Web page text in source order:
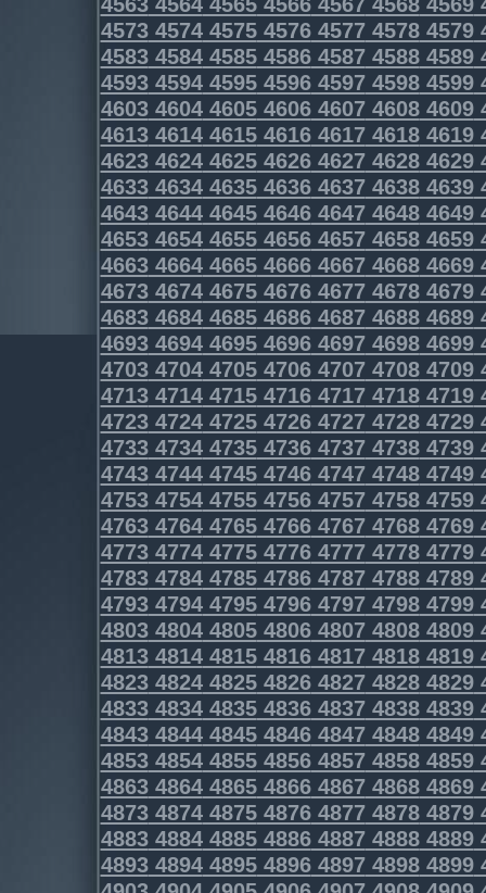
4573457445754576457745784579
4583458445854586458745884589
4593459445954596459745984599
4603460446054606460746084609
4613461446154616461746184619
4623462446254626462746284629
4633463446354636463746384639
4643464446454646464746484649
4653465446554656465746584659
4663466446654666466746684669
4673467446754676467746784679
4683468446854686468746884689
4693469446954696469746984699
4703470447054706470747084709
4713471447154716471747184719
4723472447254726472747284729
4733473447354736473747384739
4743474447454746474747484749
4753475447554756475747584759
4763476447654766476747684769
4773477447754776477747784779
4783478447854786478747884789
4793479447954796479747984799
4803480448054806480748084809
4813481448154816481748184819
4823482448254826482748284829
4833483448354836483748384839
4843484448454846484748484849
4853485448554856485748584859
4863486448654866486748684869
4873487448754876487748784879
4883488448854886488748884889
4893489448954896489748984899